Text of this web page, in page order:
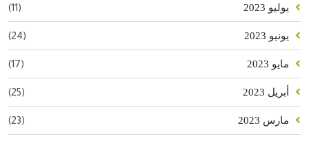
يوليو 2023 (11)
يونيو 2023 (24)
مايو 2023 (17)
أبريل 2023 (25)
مارس 2023 (23)